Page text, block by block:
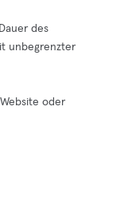
des
unbegrenzter
oder